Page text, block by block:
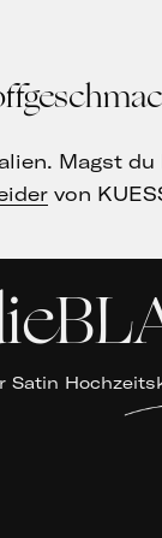
Magst du
von
Satin